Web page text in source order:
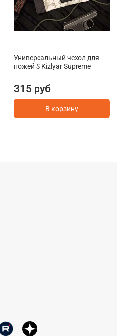
Универсальный чехол для
ножей S Kizlyar Supreme
315 руб
В корзину